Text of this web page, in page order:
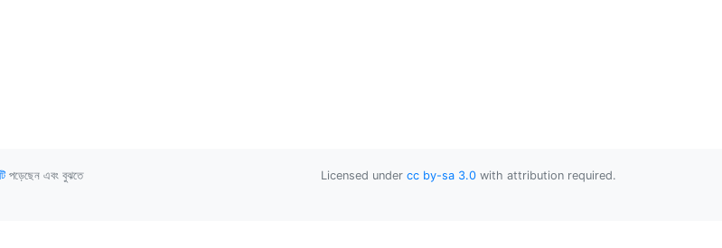
পড়েছেন এবং বুঝতে
Licensed under cc by-sa 3.0 with attribution required.